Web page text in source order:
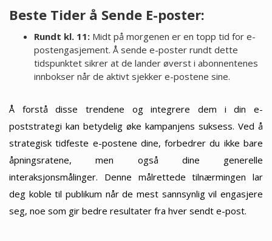
Beste Tider å Sende E-poster:
Rundt kl. 11:Midt på morgenen er en topp tid for e-
postengasjement. Å sende e-poster rundt dette
tidspunktet sikrer at de lander øverst i abonnentenes
innbokser når de aktivt sjekker e-postene sine.
Å forstå disse trendene og integrere dem i din e-
poststrategi kan betydelig øke kampanjens suksess. Ved å
strategisk tidfeste e-postene dine, forbedrer du ikke bare
åpningsratene, men også dine generelle
interaksjonsmålinger. Denne målrettede tilnærmingen lar
deg koble til publikum når de mest sannsynlig vil engasjere
seg, noe som gir bedre resultater fra hver sendt e-post.